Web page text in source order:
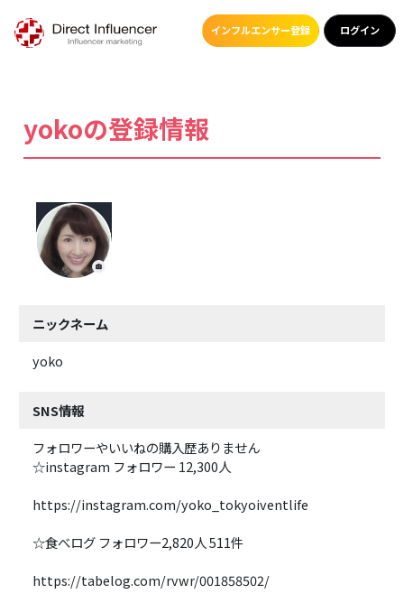
インフルエンサー登録 ログイン
yokoの登録情報
ニックネーム
yoko
SNS情報
フォロワーやいいねの購入歴ありません
☆instagram フォロワー 12,300人
https://instagram.com/yoko_tokyoiventlife
☆食べログ フォロワー2,820人 511件
https://tabelog.com/rvwr/001858502/